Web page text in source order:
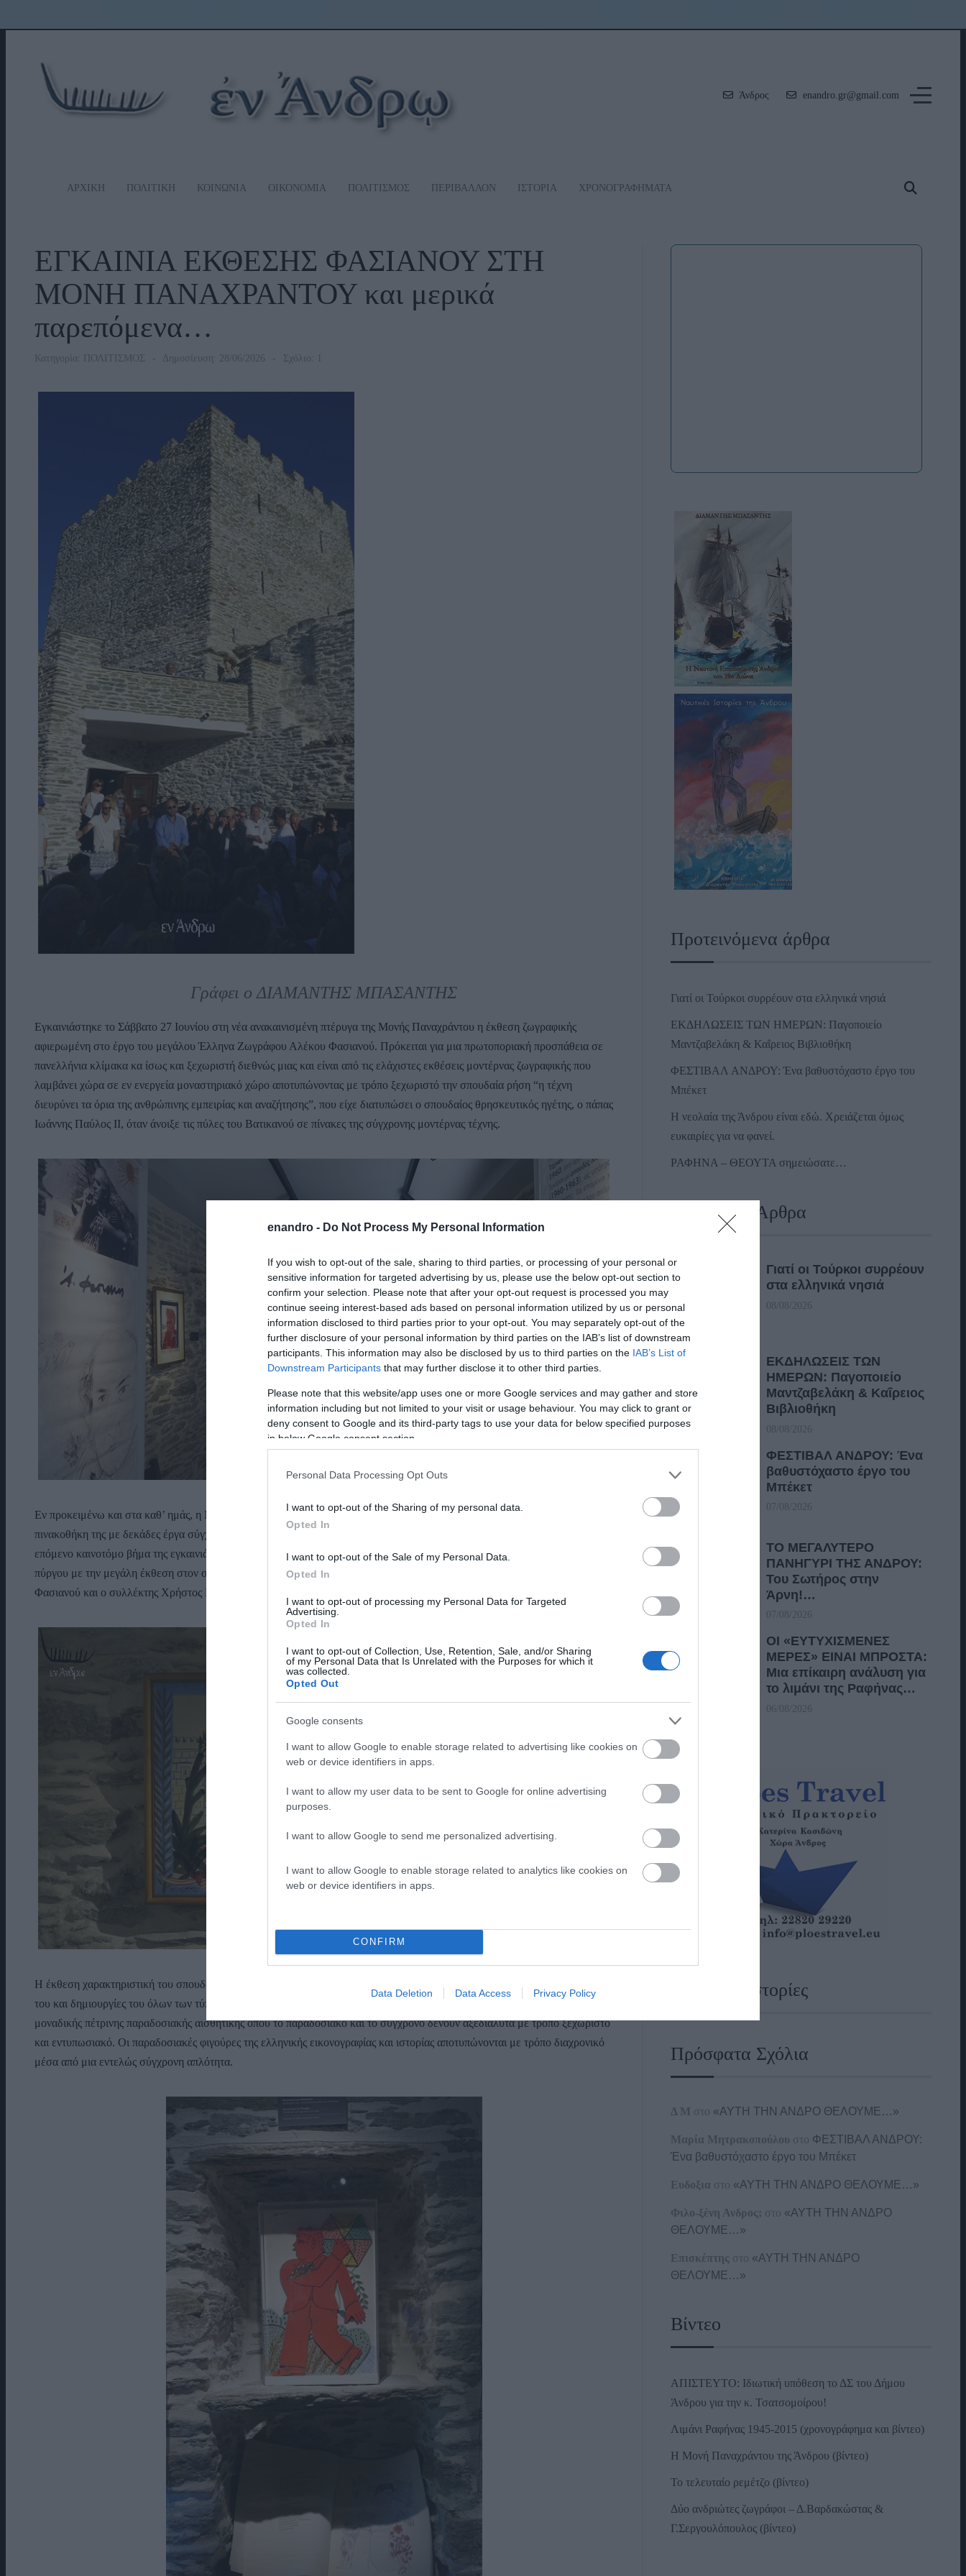
enandro - Do Not Process My Personal Information
If you wish to opt-out of the sale, sharing to third parties, or processing of your personal or
sensitive information for targeted advertising by us, please use the below opt-out section to
confirm your selection. Please note that after your opt-out request is processed you may
continue seeing interest-based ads based on personal information utilized by us or personal
information disclosed to third parties prior to your opt-out. You may separately opt-out of the
further disclosure of your personal information by third parties on the IAB’s list of downstream
participants. This information may also be disclosed by us to third parties on the IAB’s List of
Downstream Participants that may further disclose it to other third parties.
Please note that this website/app uses one or more Google services and may gather and store
information including but not limited to your visit or usage behaviour. You may click to grant or
deny consent to Google and its third-party tags to use your data for below specified purposes
in below Google consent section.
Personal Data Processing Opt Outs
I want to opt-out of the Sharing of my personal data.
Opted In
I want to opt-out of the Sale of my Personal Data.
Opted In
I want to opt-out of processing my Personal Data for Targeted
Advertising.
Opted In
I want to opt-out of Collection, Use, Retention, Sale, and/or Sharing
of my Personal Data that Is Unrelated with the Purposes for which it
was collected.
Opted Out
Google consents
I want to allow Google to enable storage related to advertising like cookies on
web or device identifiers in apps.
I want to allow my user data to be sent to Google for online advertising
purposes.
I want to allow Google to send me personalized advertising.
I want to allow Google to enable storage related to analytics like cookies on
web or device identifiers in apps.
CONFIRM
Data Deletion Data Access Privacy Policy
Άνδρος enandro.gr@gmail.com
ΑΡΧΙΚΗ ΠΟΛΙΤΙΚΗ ΚΟΙΝΩΝΙΑ ΟΙΚΟΝΟΜΙΑ ΠΟΛΙΤΙΣΜΟΣ ΠΕΡΙΒΑΛΛΟΝ ΙΣΤΟΡΙΑ ΧΡΟΝΟΓΡΑΦΗΜΑΤΑ
ΕΓΚΑΙΝΙΑ ΕΚΘΕΣΗΣ ΦΑΣΙΑΝΟΥ ΣΤΗ
ΜΟΝΗ ΠΑΝΑΧΡΑΝΤΟΥ και μερικά
παρεπόμενα…
Κατηγορία: ΠΟΛΙΤΙΣΜΟΣ Δημοσίευση: 28/06/2026 Σχόλιο: 1
Γράφει ο ΔΙΑΜΑΝΤΗΣ ΜΠΑΣΑΝΤΗΣ
Εγκαινιάστηκε το Σάββατο 27 Ιουνίου στη νέα ανακαινισμένη πτέρυγα της Μονής Παναχράντου η έκθεση ζωγραφικής
αφιερωμένη στο έργο του μεγάλου Έλληνα Ζωγράφου Αλέκου Φασιανού. Πρόκειται για μια πρωτοποριακή προσπάθεια σε
πανελλήνια κλίμακα κα ίσως και ξεχωριστή διεθνώς μιας και είναι από τις ελάχιστες εκθέσεις μοντέρνας ζωγραφικής που
λαμβάνει χώρα σε εν ενεργεία μοναστηριακό χώρο αποτυπώνοντας με τρόπο ξεχωριστό την σπουδαία ρήση “η τέχνη
διευρύνει τα όρια της ανθρώπινης εμπειρίας και αναζήτησης”, που είχε διατυπώσει ο σπουδαίος θρησκευτικός ηγέτης, ο πάπας
Ιωάννης Παύλος ΙΙ, όταν άνοιξε τις πύλες του Βατικανού σε πίνακες της σύγχρονης μοντέρνας τέχνης.
Εν προκειμένω και στα καθ’ ημάς, η Μονή Παναχράντου, που άνοιξε πέρσι τον ανακαινισμένο πύργο της εγκαινιάζοντας την
πινακοθήκη της με δεκάδες έργα σύγχρονων Ελλήνων εικαστικών, που δωρήθηκαν προς αυτή, εφέτος προχώρησε στο
επόμενο καινοτόμο βήμα της εγκαινιάζοντας ετήσιες περιοδικές εκθέσεις στη νέα ανακαινισμένη πτέρυγα στο ισόγειο του
πύργου με την μεγάλη έκθεση στον σπουδαίο Έλληνα ζωγράφο Αλέκο Φασιανό. Έργα για την έκθεση πρόσφεραν το Ίδρυμα
Φασιανού και ο συλλέκτης Χρήστος Μοσχανδρέας.
Η έκθεση χαρακτηριστική του σπουδαίου έργου του Αλέκου Φασιανού περιλαμβάνει δεκάδες έργα από όλες τις περιόδους
του και δημιουργίες του όλων των τύπων και μεγεθών, μαζί με χειρόγραφα και βιβλία του, εκτιθέμενα σε ένα χώρο
μοναδικής πέτρινης παραδοσιακής αισθητικής όπου το παραδοσιακό και το σύγχρονο δένουν αξεδιάλυτα με τρόπο ξεχωριστό
και εντυπωσιακό. Οι παραδοσιακές φιγούρες της ελληνικής εικονογραφίας και ιστορίας αποτυπώνονται με τρόπο διαχρονικό
μέσα από μια εντελώς σύγχρονη απλότητα.
Προτεινόμενα άρθρα
Γιατί οι Τούρκοι συρρέουν στα ελληνικά νησιά
ΕΚΔΗΛΩΣΕΙΣ ΤΩΝ ΗΜΕΡΩΝ: Παγοποιείο
Μαντζαβελάκη & Καΐρειος Βιβλιοθήκη
ΦΕΣΤΙΒΑΛ ΑΝΔΡΟΥ: Ένα βαθυστόχαστο έργο του
Μπέκετ
Η νεολαία της Άνδρου είναι εδώ. Χρειάζεται όμως
ευκαιρίες για να φανεί.
ΡΑΦΗΝΑ – ΘΕΟΥΤΑ σημειώσατε…
Πρόσφατα Άρθρα
Γιατί οι Τούρκοι συρρέουν
στα ελληνικά νησιά
08/08/2026
ΕΚΔΗΛΩΣΕΙΣ ΤΩΝ
ΗΜΕΡΩΝ: Παγοποιείο
Μαντζαβελάκη & Καΐρειος
Βιβλιοθήκη
08/08/2026
ΦΕΣΤΙΒΑΛ ΑΝΔΡΟΥ: Ένα
βαθυστόχαστο έργο του
Μπέκετ
07/08/2026
ΤΟ ΜΕΓΑΛΥΤΕΡΟ
ΠΑΝΗΓΥΡΙ ΤΗΣ ΑΝΔΡΟΥ:
Του Σωτήρος στην
Άρνη!…
07/08/2026
ΟΙ «ΕΥΤΥΧΙΣΜΕΝΕΣ
ΜΕΡΕΣ» ΕΙΝΑΙ ΜΠΡΟΣΤΑ:
Μια επίκαιρη ανάλυση για
το λιμάνι της Ραφήνας…
06/08/2026
Ναυτικές Ιστορίες
Πρόσφατα Σχόλια
Δ Μ στο «ΑΥΤΗ ΤΗΝ ΑΝΔΡΟ ΘΕΛΟΥΜΕ…»
Μαρία Μητρακοπούλου στο ΦΕΣΤΙΒΑΛ ΑΝΔΡΟΥ:
Ένα βαθυστόχαστο έργο του Μπέκετ
Ευδοξια στο «ΑΥΤΗ ΤΗΝ ΑΝΔΡΟ ΘΕΛΟΥΜΕ…»
Φιλο-ξένη Ανδρος; στο «ΑΥΤΗ ΤΗΝ ΑΝΔΡΟ
ΘΕΛΟΥΜΕ…»
Επισκέπτης στο «ΑΥΤΗ ΤΗΝ ΑΝΔΡΟ
ΘΕΛΟΥΜΕ…»
Βίντεο
ΑΠΙΣΤΕΥΤΟ: Ιδιωτική υπόθεση το ΔΣ του Δήμου
Άνδρου για την κ. Τσατσομοίρου!
Λιμάνι Ραφήνας 1945-2015 (χρονογράφημα και βίντεο)
Η Μονή Παναχράντου της Άνδρου (βίντεο)
Το τελευταίο ρεμέτζο (βίντεο)
Δύο ανδριώτες ζωγράφοι – Δ.Βαρδακώστας &
Γ.Σεργουλόπουλος (βίντεο)